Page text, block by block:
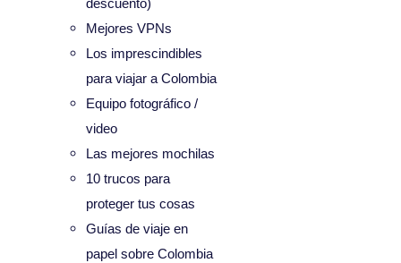
descuento)
Mejores VPNs
Los imprescindibles
para viajar a Colombia
Equipo fotográfico /
video
Las mejores mochilas
10 trucos para
proteger tus cosas
Guías de viaje en
papel sobre Colombia